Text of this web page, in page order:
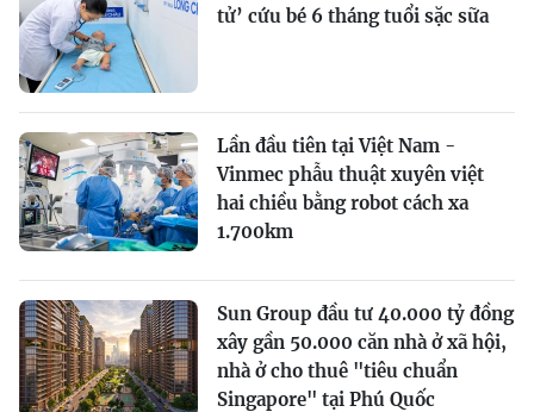
tử’ cứu bé 6 tháng tuổi sặc sữa
Lần đầu tiên tại Việt Nam -
Vinmec phẫu thuật xuyên việt
hai chiều bằng robot cách xa
1.700km
Sun Group đầu tư 40.000 tỷ đồng
xây gần 50.000 căn nhà ở xã hội,
nhà ở cho thuê "tiêu chuẩn
Singapore" tại Phú Quốc